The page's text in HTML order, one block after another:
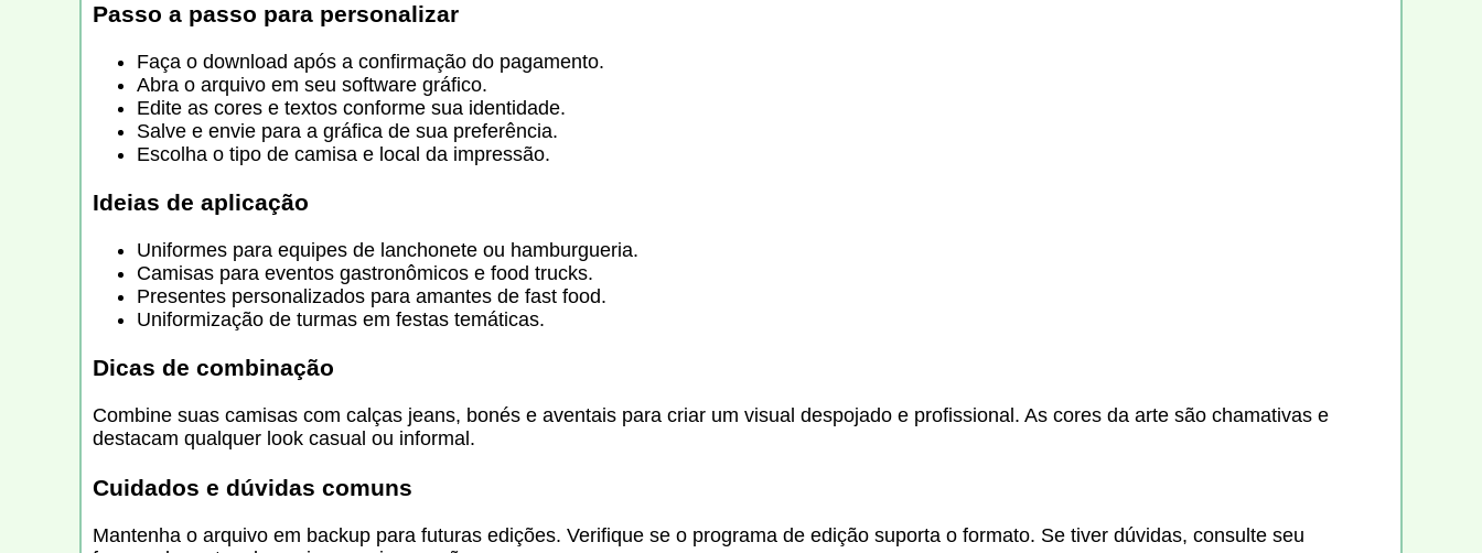
Passo a passo para personalizar
Faça o download após a confirmação do pagamento.
Abra o arquivo em seu software gráfico.
Edite as cores e textos conforme sua identidade.
Salve e envie para a gráfica de sua preferência.
Escolha o tipo de camisa e local da impressão.
Ideias de aplicação
Uniformes para equipes de lanchonete ou hamburgueria.
Camisas para eventos gastronômicos e food trucks.
Presentes personalizados para amantes de fast food.
Uniformização de turmas em festas temáticas.
Dicas de combinação
Combine suas camisas com calças jeans, bonés e aventais para criar um visual despojado e profissional. As cores da arte são chamativas e
destacam qualquer look casual ou informal.
Cuidados e dúvidas comuns
Mantenha o arquivo em backup para futuras edições. Verifique se o programa de edição suporta o formato. Se tiver dúvidas, consulte seu